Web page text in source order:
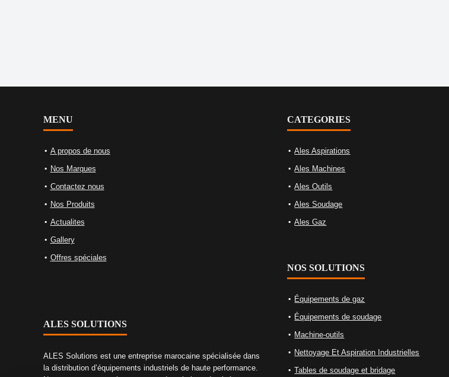
MENU
A propos de nous
Nos Marques
Contactez nous
Nos Produits
Actualites
Gallery
Offres spéciales
ALES SOLUTIONS
ALES Solutions est une entreprise marocaine spécialisée dans
la distribution d’équipements industriels de haute performance.
CATEGORIES
Ales Aspirations
Ales Machines
Ales Outils
Ales Soudage
Ales Gaz
NOS SOLUTIONS
Équipements de gaz
Équipements de soudage
Machine-outils
Nettoyage Et Aspiration Industrielles
Tables de soudage et bridage